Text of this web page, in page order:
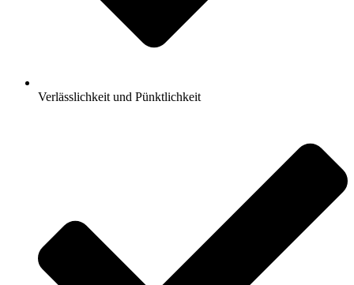
Verlässlichkeit und Pünktlichkeit